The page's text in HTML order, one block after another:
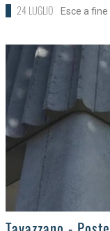
24 LUGLIO Esce a
>